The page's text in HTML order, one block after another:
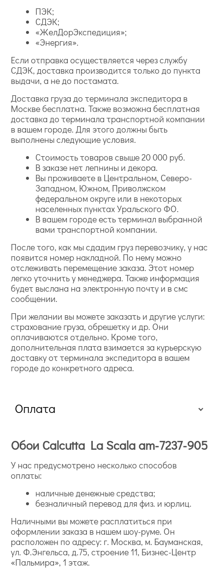
ПЭК;
СДЭК;
«ЖелДорЭкспедиция»;
«Энергия».
Если отправка осуществляется через службу
СДЭК, доставка производится только до пункта
выдачи, а не до постамата.
Доставка груза до терминала экспедитора в
Москве бесплатна. Также возможна бесплатная
доставка до терминала транспортной компании
в вашем городе. Для этого должны быть
выполнены следующие условия.
Стоимость товаров свыше 20 000 руб.
В заказе нет лепнины и декора.
Вы проживаете в Центральном, Северо-
Западном, Южном, Приволжском
федеральном округе или в некоторых
населенных пунктах Уральского ФО.
В вашем городе есть терминал выбранной
вами транспортной компании.
После того, как мы сдадим груз перевозчику, у нас
появится номер накладной. По нему можно
отслеживать перемещение заказа. Этот номер
легко уточнить у менеджера. Также информация
будет выслана на электронную почту и в смс
сообщении.
При желании вы можете заказать и другие услуги:
страхование груза, обрешетку и др. Они
оплачиваются отдельно. Кроме того,
дополнительная плата взимается за курьерскую
доставку от терминала экспедитора в вашем
городе до конкретного адреса.
Оплата
Обои Calcutta La Scala am-7237-905
У нас предусмотрено несколько способов
оплаты:
наличные денежные средства;
безналичный перевод для физ. и юрлиц.
Наличными вы можете расплатиться при
оформлении заказа в нашем шоу-руме. Он
расположен по адресу: г. Москва, м. Бауманская,
ул. Ф.Энгельса, д.75, строение 11, Бизнес-Центр
«Пальмира», 1 этаж.